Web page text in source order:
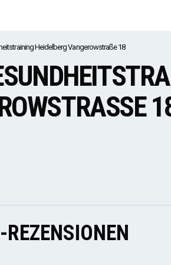
Heidelberg Vangerowstraße 18
18